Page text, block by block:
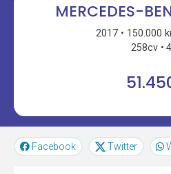
MERCEDES-
2017 150.000
258cv
Facebook Twitter